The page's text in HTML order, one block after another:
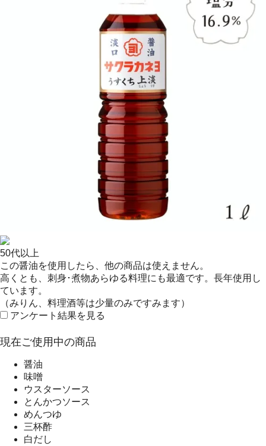
50代以上
この醤油を使用したら、他の商品は使えません。
高くとも、刺身･煮物あらゆる料理にも最適です。長年使用し
ています。
（みりん、料理酒等は少量のみですみます）
アンケート結果を見る
現在ご使用中の商品
醤油
味噌
ウスターソース
とんかつソース
めんつゆ
三杯酢
白だし